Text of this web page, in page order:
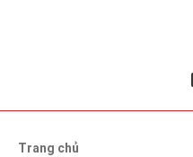
Trang chủ